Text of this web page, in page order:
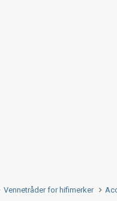
Vennetråder for hifimerker